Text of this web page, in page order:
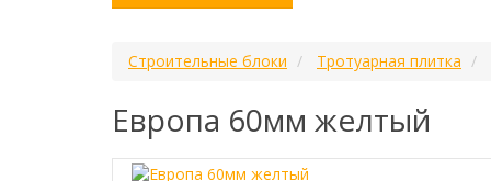
Строительные блоки Тротуарная плитка
Европа 60мм желтый